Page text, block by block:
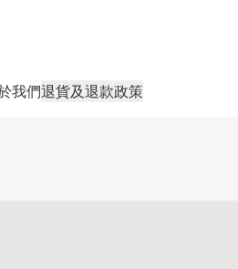
我們退貨及退款政策